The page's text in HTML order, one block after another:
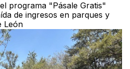
programa "Pásale Gratis"
de ingresos en parques y
León